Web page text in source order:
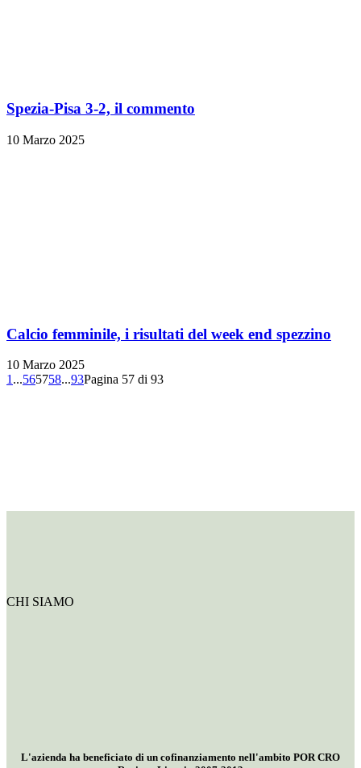
Spezia-Pisa 3-2, il commento
10 Marzo 2025
Calcio femminile, i risultati del week end spezzino
10 Marzo 2025
1 ...565758...93Pagina 57 di 93
CHI SIAMO
L'azienda ha beneficiato di un cofinanziamento nell'ambito POR CRO